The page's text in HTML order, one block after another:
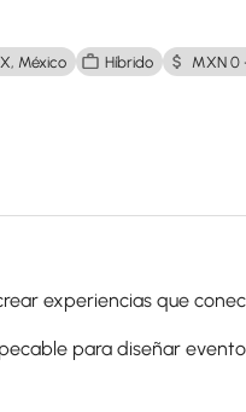
México Híbrido MXN 0
experiencias que
para diseñar